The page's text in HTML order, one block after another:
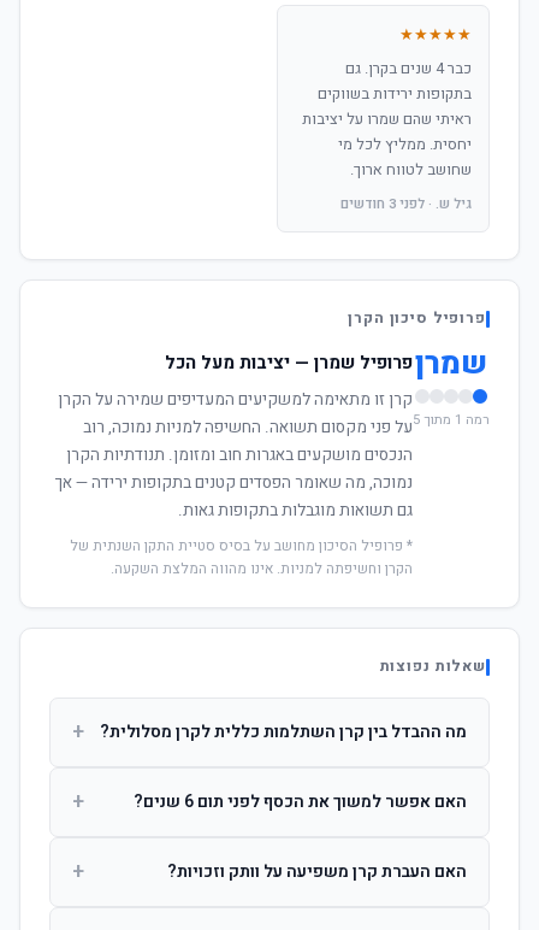
★★★★★
כבר 4 שנים בקרן. גם
בתקופות ירידות בשווקים
ראיתי שהם שמרו על יציבות
יחסית. ממליץ לכל מי
שחושב לטווח ארוך.
גיל ש. · לפני 3 חודשים
פרופיל סיכון הקרן
שמרן
רמה 1 מתוך 5
פרופיל שמרן — יציבות מעל הכל
קרן זו מתאימה למשקיעים המעדיפים שמירה על הקרן
על פני מקסום תשואה. החשיפה למניות נמוכה, רוב
הנכסים מושקעים באגרות חוב ומזומן. תנודתיות הקרן
נמוכה, מה שאומר הפסדים קטנים בתקופות ירידה — אך
גם תשואות מוגבלות בתקופות גאות.
* פרופיל הסיכון מחושב על בסיס סטיית התקן השנתית של
הקרן וחשיפתה למניות. אינו מהווה המלצת השקעה.
שאלות נפוצות
מה ההבדל בין קרן השתלמות כללית לקרן מסלולית? +
ההשקעות. קרן מסלולית עוקבת אחרי מדד ספציפי ומאפשרת
האם אפשר למשוך את הכסף לפני תום 6 שנים? +
הרווחים. לאחר 6 שנים ניתן למשוך פטור ממס עד לתקרה
האם העברת קרן משפיעה על וותק וזכויות? +